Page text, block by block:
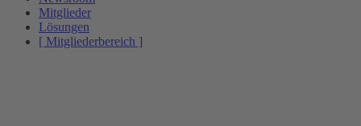
Mitglieder
Lösungen
[ Mitgliederbereich ]